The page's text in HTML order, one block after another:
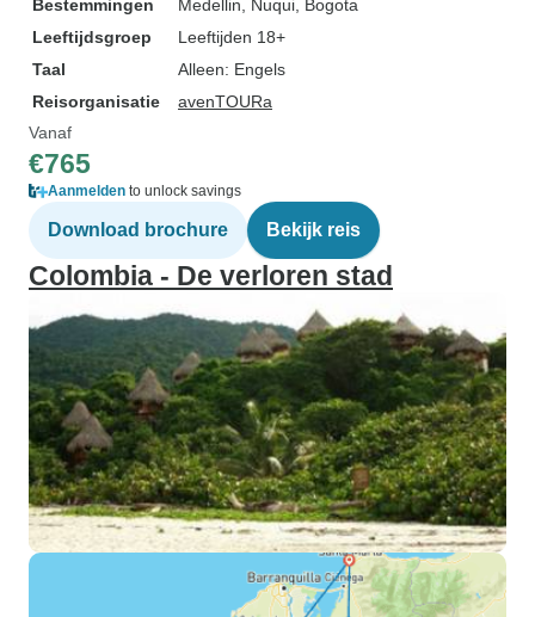
Bestemmingen Medellin , Nuqui , Bogota
Leeftijdsgroep
Leeftijden 18+
Taal
Alleen: Engels
Reisorganisatie
avenTOURa
Vanaf
€765
Aanmelden to unlock savings
Download brochure Bekijk reis
Colombia - De verloren stad